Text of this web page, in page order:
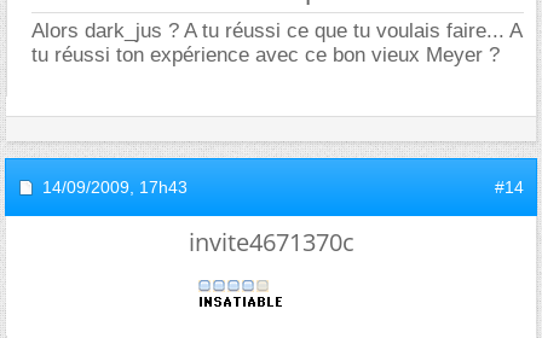
Alors dark_jus ? A tu réussi ce que tu voulais faire... A
tu réussi ton expérience avec ce bon vieux Meyer ?
14/09/2009, 17h43 #14
invite4671370c